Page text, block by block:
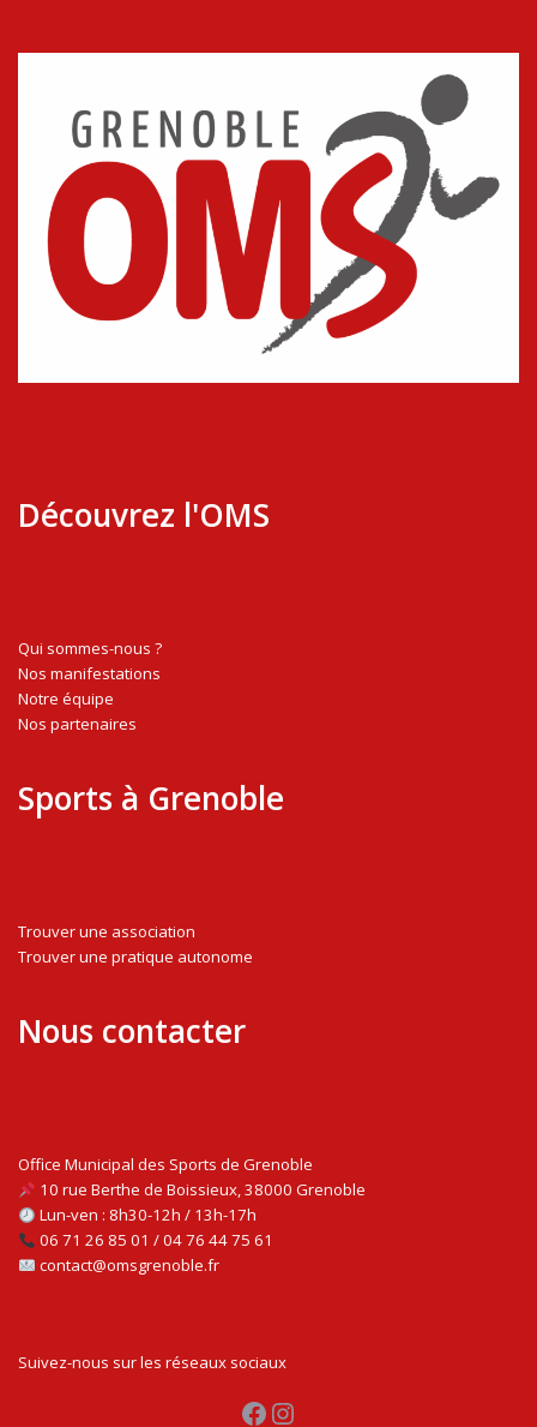
Découvrez l'OMS
Qui sommes-nous ?
Nos manifestations
Notre équipe
Nos partenaires
Sports à Grenoble
Trouver une association
Trouver une pratique autonome
Nous contacter
Office Municipal des Sports de Grenoble
10 rue Berthe de Boissieux, 38000 Grenoble
Lun-ven : 8h30-12h / 13h-17h
06 71 26 85 01 / 04 76 44 75 61
contact@omsgrenoble.fr
Suivez-nous sur les réseaux sociaux
Facebook Instagram